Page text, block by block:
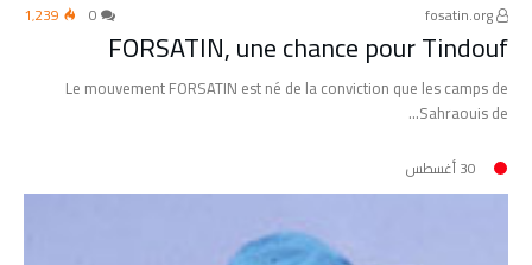
1٬239
FORSATIN, une chance pour Tindouf
Le mouvement FORSATIN est né de la conviction que les camps de
Sahraouis de…
30 أغسطس